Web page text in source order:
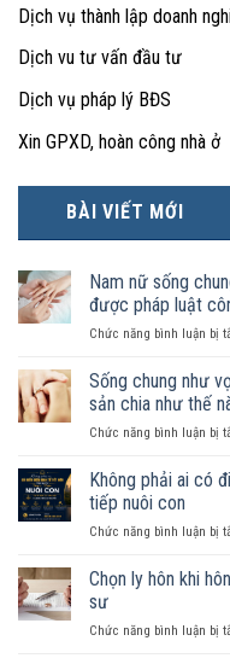
Dịch vụ thành lập doanh
Dịch vu tư vấn đầu tư
Dịch vụ pháp lý BĐS
Xin GPXD, hoàn công nhà ở
BÀI VIẾT MỚI
Nam nữ sống
được pháp luật
Chức năng bình luận bị
Sống chung như
sản chia như thế
Chức năng bình luận bị
Không phải ai có
tiếp nuôi con
Chức năng bình luận bị
Chọn ly hôn khi
sư
Chức năng bình luận bị